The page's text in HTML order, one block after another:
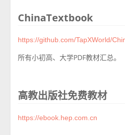
ChinaTextbook
https://github.com/TapXWorld/
所有小初高、大学PDF教材汇总。
高教出版社免费教材
https://ebook.hep.com.cn